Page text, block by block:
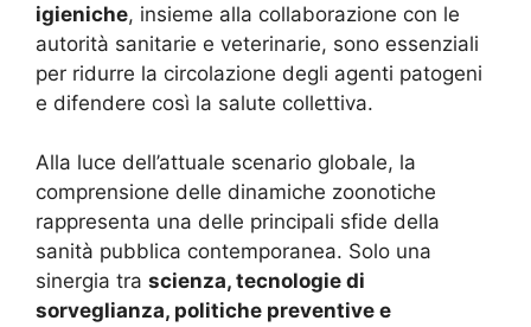
igieniche, insieme alla collaborazione con le
autorità sanitarie e veterinarie, sono essenziali
per ridurre la circolazione degli agenti patogeni
e difendere così la salute collettiva.
Alla luce dell’attuale scenario globale, la
comprensione delle dinamiche zoonotiche
rappresenta una delle principali sfide della
sanità pubblica contemporanea. Solo una
sinergia tra scienza, tecnologie di
sorveglianza, politiche preventive e